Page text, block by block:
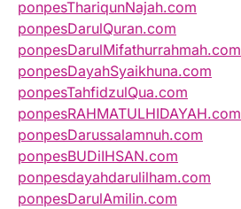
ponpesThariqunNajah.com
ponpesDarulQuran.com
ponpesDarulMifathurrahmah.com
ponpesDayahSyaikhuna.com
ponpesTahfidzulQua.com
ponpesRAHMATULHIDAYAH.com
ponpesDarussalamnuh.com
ponpesBUDiIHSAN.com
ponpesdayahdarulilham.com
ponpesDarulAmilin.com